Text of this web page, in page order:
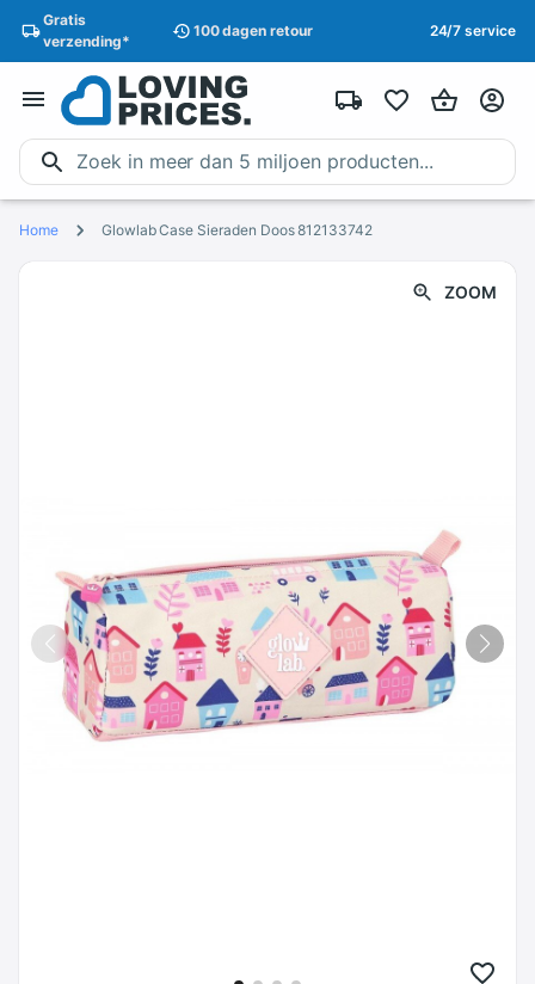
Gratis
verzending*
100 dagen retour 24/7 service
Home Glowlab Case Sieraden Doos 812133742
ZOOM